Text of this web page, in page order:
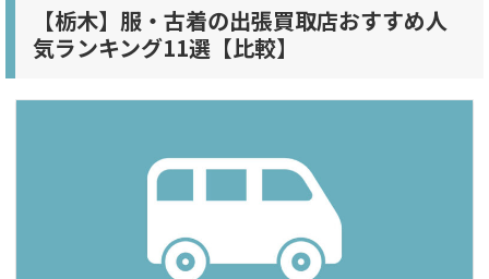
【栃木】服・古着の出張買取店おすすめ人
気ランキング11選【比較】